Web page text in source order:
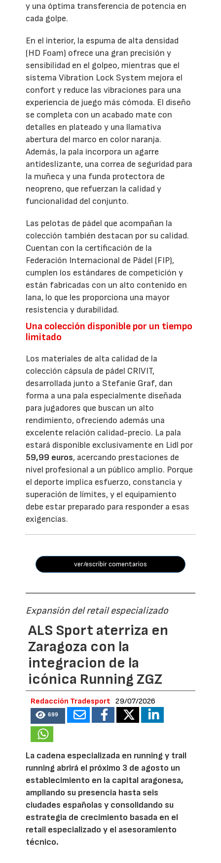
y una óptima transferencia de potencia en
cada golpe.
En el interior, la espuma de alta densidad
(HD Foam) ofrece una gran precisión y
sensibilidad en el golpeo, mientras que el
sistema Vibration Lock System mejora el
confort y reduce las vibraciones para una
experiencia de juego más cómoda. El diseño
se completa con un acabado mate con
detalles en plateado y una llamativa
abertura del marco en color naranja.
Además, la pala incorpora un agarre
antideslizante, una correa de seguridad para
la muñeca y una funda protectora de
neopreno, que refuerzan la calidad y
funcionalidad del conjunto.
Las pelotas de pádel que acompañan la
colección también destacan por su calidad.
Cuentan con la certificación de la
Federación Internacional de Pádel (FIP),
cumplen los estándares de competición y
están fabricadas con un alto contenido en
lana, lo que les proporciona una mayor
resistencia y durabilidad.
Una colección disponible por un tiempo
limitado
Los materiales de alta calidad de la
colección cápsula de pádel CRIVIT,
desarrollada junto a Stefanie Graf, dan
forma a una pala especialmente diseñada
para jugadores que buscan un alto
rendimiento, ofreciendo además una
excelente relación calidad-precio. La pala
estará disponible exclusivamente en Lidl por
59,99 euros, acercando prestaciones de
nivel profesional a un público amplio. Porque
el deporte implica esfuerzo, constancia y
superación de límites, y el equipamiento
debe estar preparado para responder a esas
exigencias.
ver/escribir comentarios
Expansión del retail especializado
ALS Sport aterriza en
Zaragoza con la
integracion de la
icónica Running ZGZ
Redacción Tradesport 29/07/2026
699
La cadena especializada en running y trail
running abrirá el próximo 3 de agosto un
establecimiento en la capital aragonesa,
ampliando su presencia hasta seis
ciudades españolas y consolidando su
estrategia de crecimiento basada en el
retail especializado y el asesoramiento
técnico.